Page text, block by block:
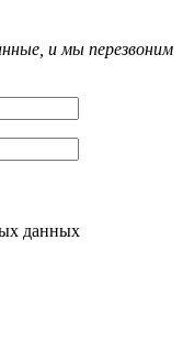
и мы перезвоним
данных